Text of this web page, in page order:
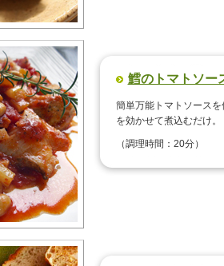
鱈のトマトソー
簡単万能トマトソースを
を効かせて煮込むだけ。
（調理時間：20分）